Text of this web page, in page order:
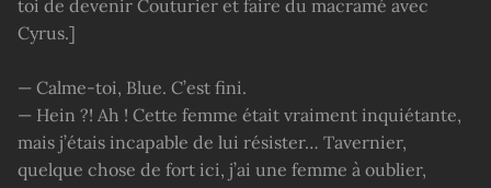
toi de devenir Couturier et faire du macramé avec
Cyrus.]
— Calme-toi, Blue. C’est fini.
— Hein ?! Ah ! Cette femme était vraiment inquiétante,
mais j’étais incapable de lui résister… Tavernier,
quelque chose de fort ici, j’ai une femme à oublier,